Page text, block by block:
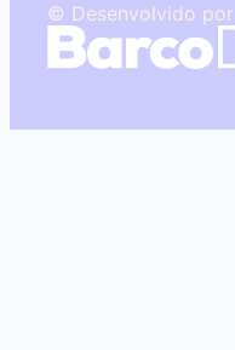
© Desenvolvido por